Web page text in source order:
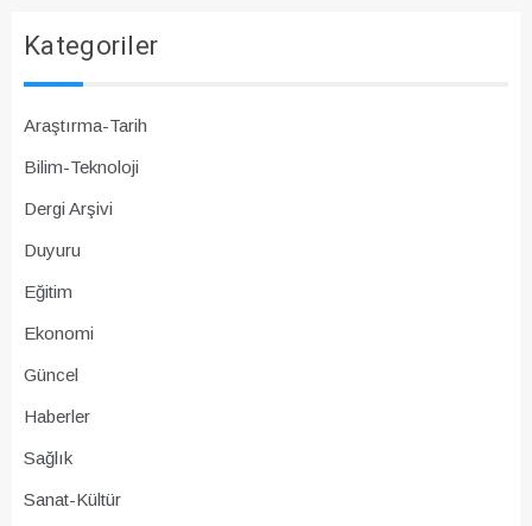
Kategoriler
Araştırma-Tarih
Bilim-Teknoloji
Dergi Arşivi
Duyuru
Eğitim
Ekonomi
Güncel
Haberler
Sağlık
Sanat-Kültür